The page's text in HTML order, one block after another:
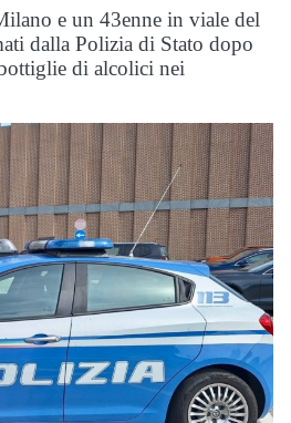
e un 43enne in viale del
dalla Polizia di Stato dopo
di alcolici nei